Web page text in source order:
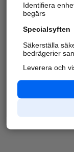
Identifiera
begärs
Specialsyften
Säkerställa
bedrägerier
Leverera och